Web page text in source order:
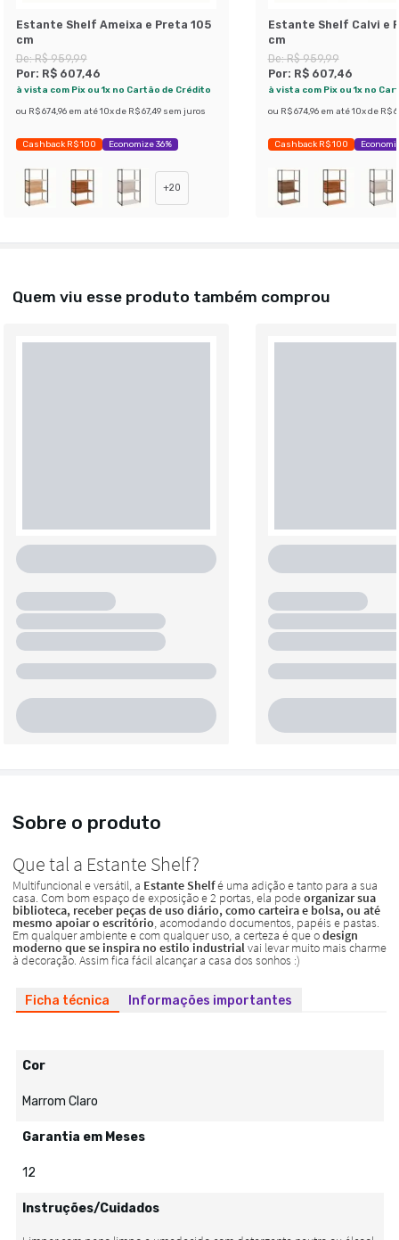
Estante Shelf Ameixa e Preta 105
cm
De:R$ 959,99
Por: R$ 607,46
à vista com Pix ou 1x no Cartão de Crédito
ou R$ 674,96 em até 10x de R$ 67,49 sem juros
Cashback R$ 100 Economize 36%
+20
Estante Shelf Calvi e
cm
De:R$ 959,99
Por: R$ 607,46
à vista com Pix ou 1x no
ou R$ 674,96 em até 10x de R$
Cashback R$ 100
Quem viu esse produto também comprou
Sobre o produto
Ficha técnica Informações importantes
Cor
Marrom Claro
Garantia em Meses
12
Instruções/Cuidados